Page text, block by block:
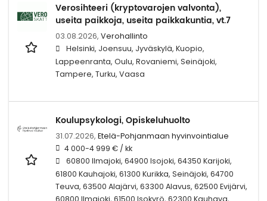
Verosihteeri (kryptovarojen valvonta),
useita paikkoja, useita paikkakuntia, vt.7
03.08.2026, Verohallinto
Helsinki, Joensuu, Jyväskylä, Kuopio,
Lappeenranta, Oulu, Rovaniemi, Seinäjoki,
Tampere, Turku, Vaasa
Koulupsykologi, Opiskeluhuolto
31.07.2026, Etelä-Pohjanmaan hyvinvointialue
4 000-4 999 € / kk
60800 Ilmajoki, 64900 Isojoki, 64350 Karijoki,
61800 Kauhajoki, 61300 Kurikka, Seinäjoki, 64700
Teuva, 63500 Alajärvi, 63300 Alavus, 62500 Evijärvi,
60800 Ilmajoki, 61500 Isokyrö, 62300 Kauhava,